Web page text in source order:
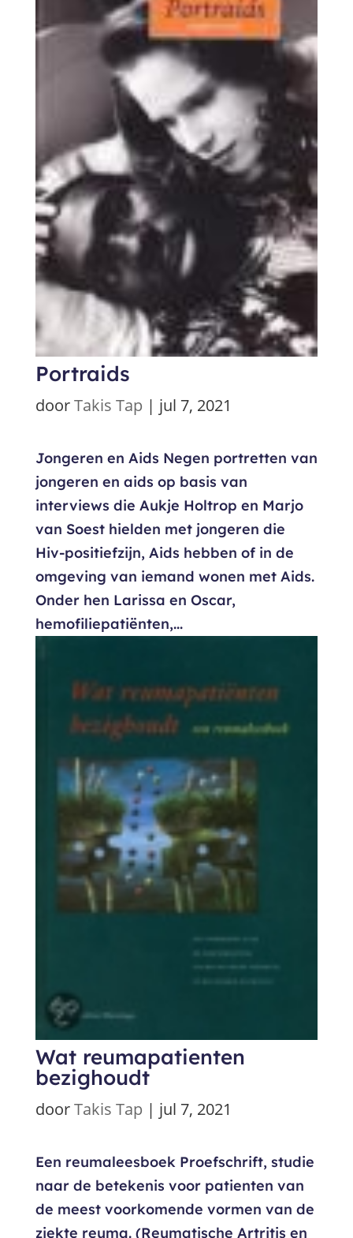
Portraids
doorTakis Tap | jul 7, 2021
Jongeren en Aids Negen portretten van
jongeren en aids op basis van
interviews die Aukje Holtrop en Marjo
van Soest hielden met jongeren die
Hiv-positiefzijn, Aids hebben of in de
omgeving van iemand wonen met Aids.
Onder hen Larissa en Oscar,
hemofiliepatiënten,...
Wat reumapatienten
bezighoudt
doorTakis Tap | jul 7, 2021
Een reumaleesboek Proefschrift, studie
naar de betekenis voor patienten van
de meest voorkomende vormen van de
ziekte reuma. (Reumatische Artritis en